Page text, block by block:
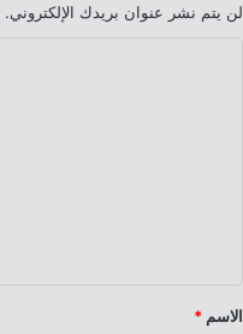
لن يتم نشر عنوان بريدك الإلكتروني.
*
الاسم *